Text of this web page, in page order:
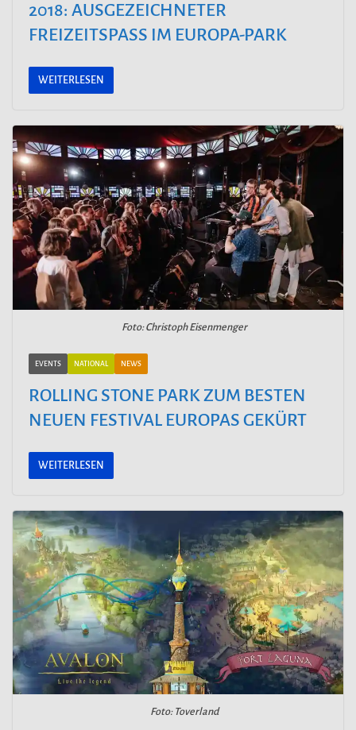
2018: AUSGEZEICHNETER
FREIZEITSPASS IM EUROPA-PARK
WEITERLESEN
Foto: Christoph Eisenmenger
EVENTS NATIONAL NEWS
ROLLING STONE PARK ZUM BESTEN
NEUEN FESTIVAL EUROPAS GEKÜRT
WEITERLESEN
Foto: Toverland